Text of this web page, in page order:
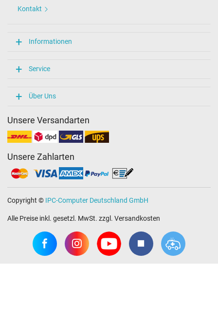
Kontakt
Informationen
Service
Über Uns
Unsere Versandarten
Unsere Zahlarten
Copyright © IPC-Computer Deutschland GmbH
Alle Preise inkl. gesetzl. MwSt. zzgl. Versandkosten